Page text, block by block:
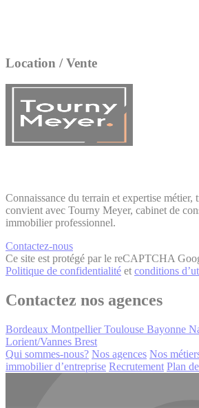
Location / Vente
Connaissance du terrain et expertise
convient avec Tourny Meyer, cabinet de
immobilier professionnel.
Contactez-nous
Ce site est protégé par le reCAPTCHA
Politique de confidentialité et conditions
Contactez nos agences
Bordeaux Montpellier Toulouse Bayonne
Lorient/Vannes Brest
Qui sommes-nous? Nos agences Nos
immobilier d’entreprise Recrutement Plan